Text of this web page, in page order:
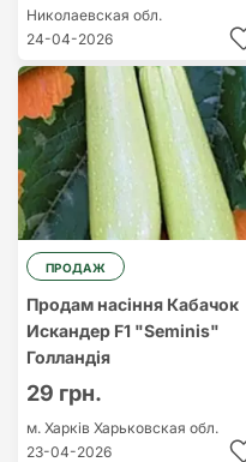
Николаевская обл.
24-04-2026
ПРОДАЖ
Продам насіння Кабачок
Искандер F1 "Seminis"
Голландія
29 грн.
м. Харків Харьковская обл.
23-04-2026